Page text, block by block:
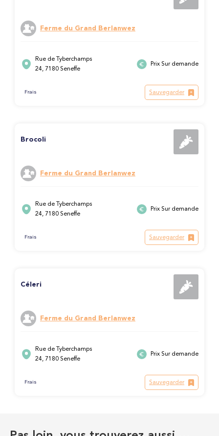
Ferme du Grand Berlanwez
Rue de Tyberchamps
24, 7180 Seneffe
Prix Sur demande
Frais Sauvegarder
Brocoli
Ferme du Grand Berlanwez
Rue de Tyberchamps
24, 7180 Seneffe
Prix Sur demande
Frais Sauvegarder
Céleri
Ferme du Grand Berlanwez
Rue de Tyberchamps
24, 7180 Seneffe
Prix Sur demande
Frais Sauvegarder